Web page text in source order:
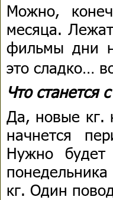
Можно,
месяца.
фильмы дни
это сладко…
Что станется
Да, новые кг.
начнется
Нужно
кг. Один